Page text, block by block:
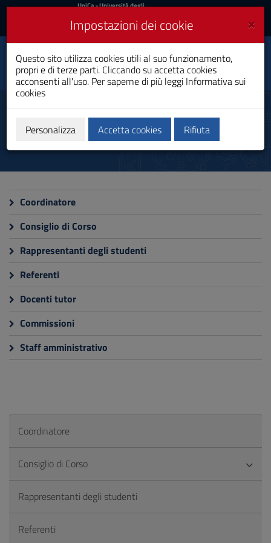
Vai
al
navigazione
sito
al
Footer
UniCa
Accedi
UniCa- Università degli
Accedi UniCA News
Toggle
navigation
Giurisprudenza
Laurea Magistrale a Ciclo Unico
Organizzazione
Coordinatore
Consiglio di Corso
Rappresentanti degli studenti
Referenti
Docenti tutor
Commissioni
Staff amministrativo
Coordinatore
Consiglio di Corso
Rappresentanti degli studenti
Referenti
×
Impostazioni dei cookie
Questo sito utilizza cookies utili al suo funzionamento,
propri e di terze parti. Cliccando su accetta cookies
acconsenti all'uso. Per saperne di più leggi Informativa sui
cookies
Personalizza Accetta cookies Rifiuta